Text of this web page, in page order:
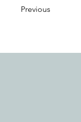
Previous